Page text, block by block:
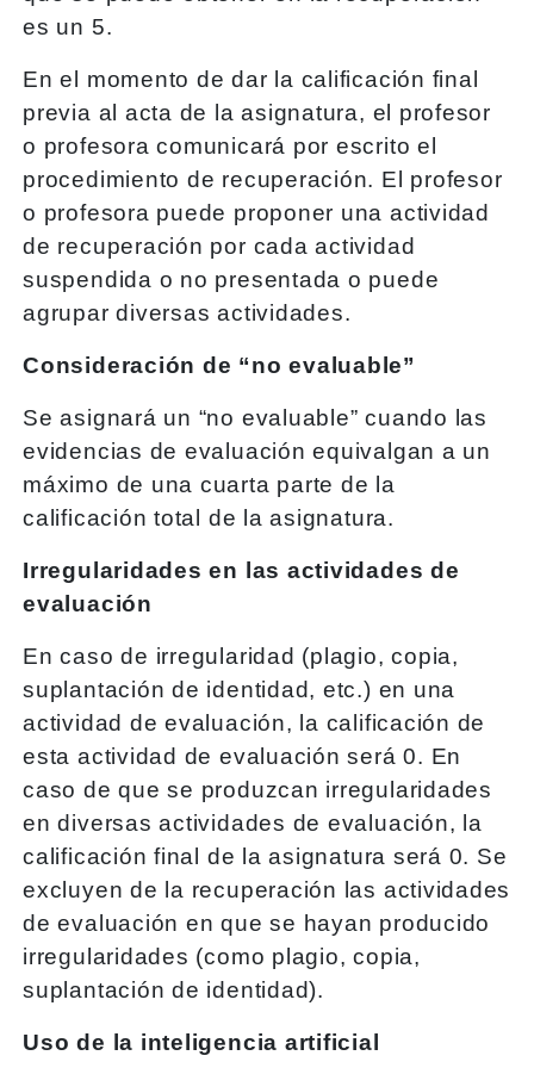
es un 5.
En el momento de dar la calificación final
previa al acta de la asignatura, el profesor
o profesora comunicará por escrito el
procedimiento de recuperación. El profesor
o profesora puede proponer una actividad
de recuperación por cada actividad
suspendida o no presentada o puede
agrupar diversas actividades.
Consideración de “no evaluable”
Se asignará un “no evaluable” cuando las
evidencias de evaluación equivalgan a un
máximo de una cuarta parte de la
calificación total de la asignatura.
Irregularidades en las actividades de
evaluación
En caso de irregularidad (plagio, copia,
suplantación de identidad, etc.) en una
actividad de evaluación, la calificación de
esta actividad de evaluación será 0. En
caso de que se produzcan irregularidades
en diversas actividades de evaluación, la
calificación final de la asignatura será 0. Se
excluyen de la recuperación las actividades
de evaluación en que se hayan producido
irregularidades (como plagio, copia,
suplantación de identidad).
Uso de la inteligencia artificial